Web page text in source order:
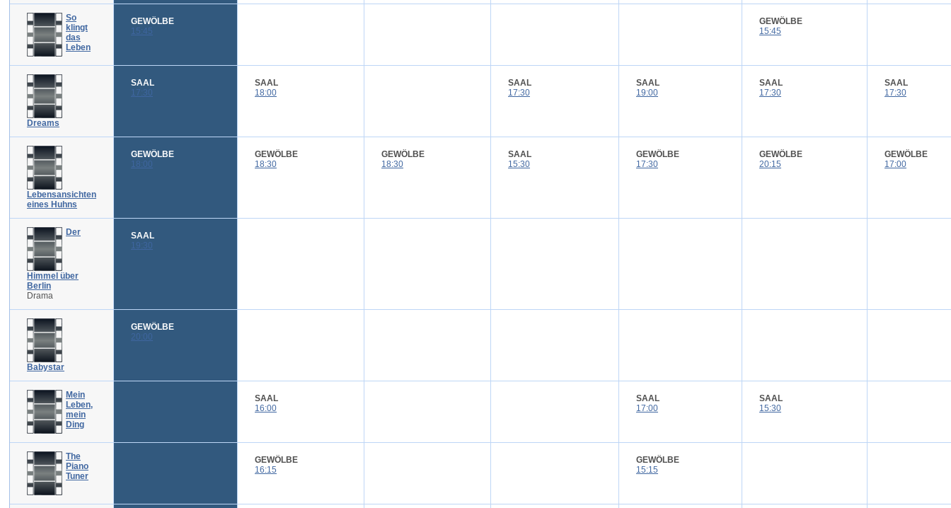
So
klingt
das
Leben
GEWÖLBE
15:45
GEWÖLBE
15:45
Dreams
SAAL
17:30
SAAL
18:00
SAAL
17:30
SAAL
19:00
SAAL
17:30
SAAL
17:30
Lebensansichten
eines Huhns
GEWÖLBE
18:00
GEWÖLBE
18:30
GEWÖLBE
18:30
SAAL
15:30
GEWÖLBE
17:30
GEWÖLBE
20:15
GEWÖLBE
17:00
Der
Himmel über
Berlin
Drama
SAAL
19:30
Babystar
GEWÖLBE
20:00
Mein
Leben,
mein
Ding
SAAL
16:00
SAAL
17:00
SAAL
15:30
The
Piano
Tuner
GEWÖLBE
16:15
GEWÖLBE
15:15